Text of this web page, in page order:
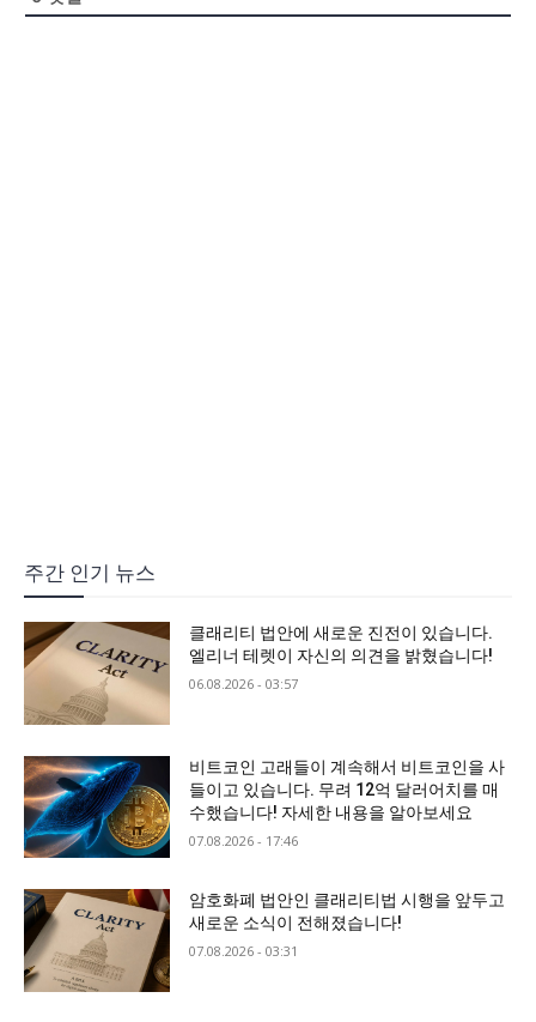
주간 인기 뉴스
클래리티 법안에 새로운 진전이 있습니다.
엘리너 테렛이 자신의 의견을 밝혔습니다!
06.08.2026 - 03:57
비트코인 고래들이 계속해서 비트코인을 사
들이고 있습니다. 무려 12억 달러어치를 매
수했습니다! 자세한 내용을 알아보세요
07.08.2026 - 17:46
암호화폐 법안인 클래리티법 시행을 앞두고
새로운 소식이 전해졌습니다!
07.08.2026 - 03:31